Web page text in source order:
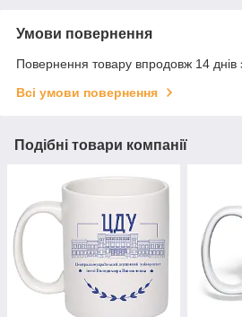
Умови повернення
Повернення товару впродовж 14 днів
Всі умови повернення
Подібні товари компанії